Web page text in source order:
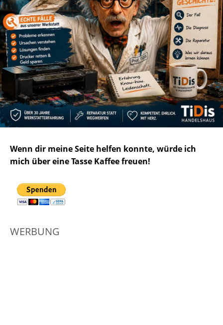
Wenn dir meine Seite helfen konnte, würde ich
mich über eine Tasse Kaffee freuen!
WERBUNG